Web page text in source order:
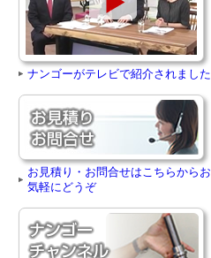
ナンゴーがテレビで紹介されました
お見積り・お問合せはこちらからお
気軽にどうぞ